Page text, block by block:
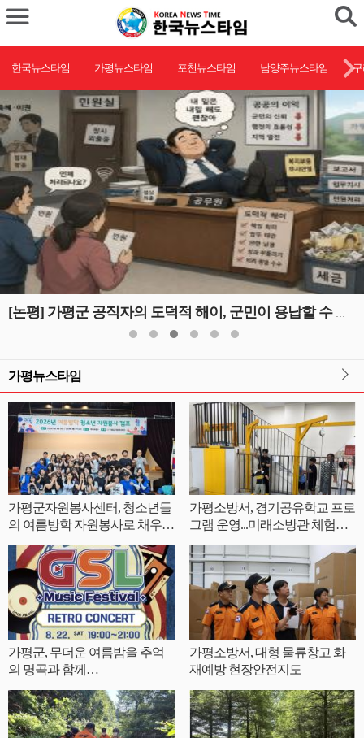
한국뉴스타임 가평뉴스타임 포천뉴스타임 남양주뉴스타임
[논평] 가평군 공직자의 도덕적 해이, 군민이 용납할 수 없다.
가평뉴스타임
가평군자원봉사센터, 청소년들
의 여름방학 자원봉사로 채우
다.
가평소방서, 경기공유학교 프로
그램 운영...미래소방관 체험으
로 안전의식 높여
가평군, 무더운 여름밤을 추억
의 명곡과 함께…
가평소방서, 대형 물류창고 화
재예방 현장안전지도